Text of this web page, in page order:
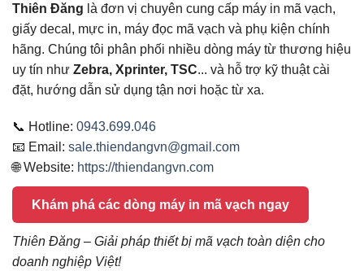
Thiên Đăng là đơn vị chuyên cung cấp máy in mã vạch,
giấy decal, mực in, máy đọc mã vạch và phụ kiện chính
hãng. Chúng tôi phân phối nhiều dòng máy từ thương hiệu
uy tín như Zebra, Xprinter, TSC... và hỗ trợ kỹ thuật cài
đặt, hướng dẫn sử dụng tận nơi hoặc từ xa.
📞 Hotline: 0943.699.046
📧 Email: sale.thiendangvn@gmail.com
🌐 Website: https://thiendangvn.com
Khám phá các dòng máy in mã vạch ngay
Thiên Đăng – Giải pháp thiết bị mã vạch toàn diện cho
doanh nghiệp Việt!